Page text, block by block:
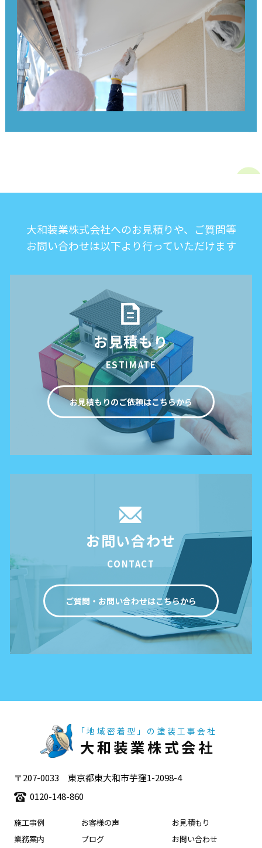
大和装業株式会社へのお見積りや、ご質問等
お問い合わせは以下より行っていただけます
お見積もり
ESTIMATE
お見積もりのご依頼はこちらから
お問い合わせ
CONTACT
ご質問・お問い合わせはこちらから
「地域密着型」の塗装工事会社
大和装業株式会社
〒207-0033 東京都東大和市芋窪1-2098-4
0120-148-860
施工事例
業務案内
お客様の声
ブログ
お見積もり
お問い合わせ